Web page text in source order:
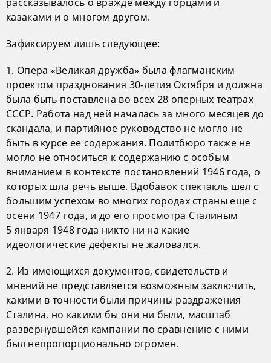
рассказывалось о вражде между горцами и
казаками и о многом другом.
Зафиксируем лишь следующее:
1. Опера «Великая дружба» была флагманским
проектом празднования 30-летия Октября и должна
была быть поставлена во всех 28 оперных театрах
СССР. Работа над ней началась за много месяцев до
скандала, и партийное руководство не могло не
быть в курсе ее содержания. Политбюро также не
могло не относиться к содержанию с особым
вниманием в контексте постановлений 1946 года, о
которых шла речь выше. Вдобавок спектакль шел с
большим успехом во многих городах страны еще с
осени 1947 года, и до его просмотра Сталиным
5 января 1948 года никто ни на какие
идеологические дефекты не жаловался.
2. Из имеющихся документов, свидетельств и
мнений не представляется возможным заключить,
какими в точности были причины раздражения
Сталина, но какими бы они ни были, масштаб
развернувшейся кампании по сравнению с ними
был непропорционально огромен.